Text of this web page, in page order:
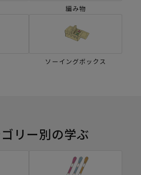
編み物
ソーイングボックス
リー別の学ぶ